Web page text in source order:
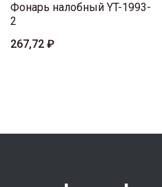
Фонарь налобный YT-1993-
2
267,72 ₽